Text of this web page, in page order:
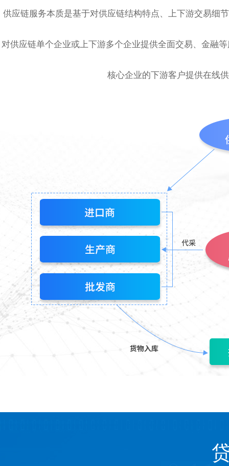
供应链服务本质是基于对供应链结构特点、上下游交易细
对供应链单个企业或上下游多个企业提供全面交易、金融
核心企业的下游客户提供在线